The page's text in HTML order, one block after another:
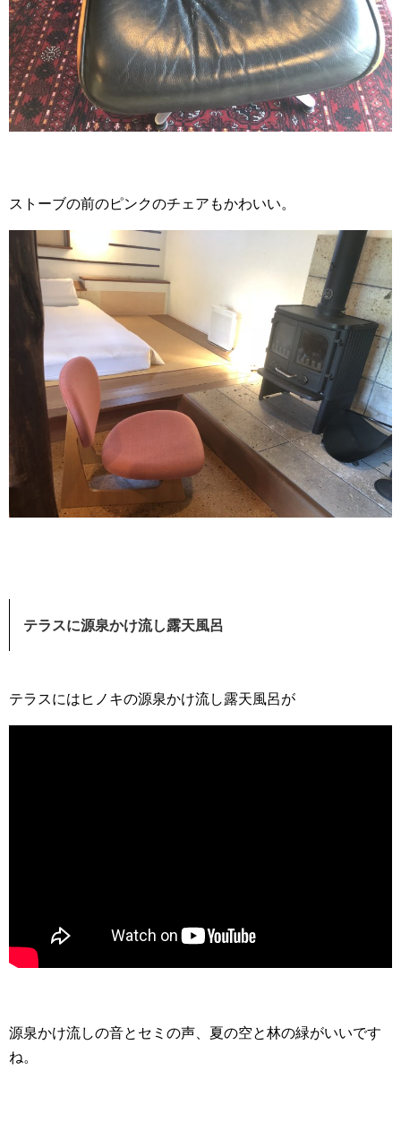
ストーブの前のピンクのチェアもかわいい。
テラスに源泉かけ流し露天風呂
テラスにはヒノキの源泉かけ流し露天風呂が
源泉かけ流しの音とセミの声、夏の空と林の緑がいいです
ね。